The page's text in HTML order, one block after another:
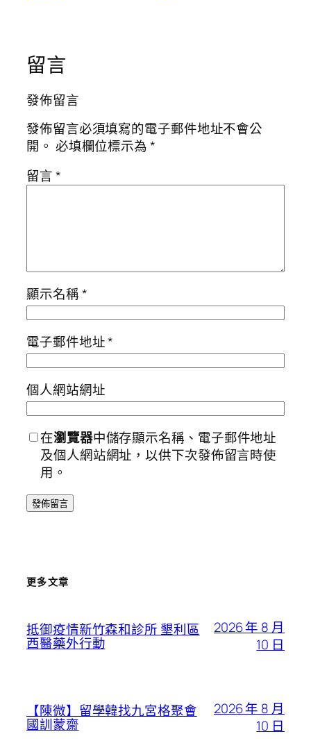
留言
發佈留言
發佈留言必須填寫的電子郵件地址不會公
開。 必填欄位標示為*
留言*
顯示名稱*
電子郵件地址*
個人網站網址
在瀏覽器中儲存顯示名稱、電子郵件地址
及個人網站網址，以供下次發佈留言時使
用。
更多文章
抵御疫情新竹森和診所 墾利區
西醫藥外行動
2026 年 8 月
10 日
【陳微】留學韓找九宮格聚會
國訓蒙齋
2026 年 8 月
10 日